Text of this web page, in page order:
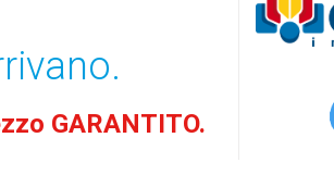
GARANTITO.